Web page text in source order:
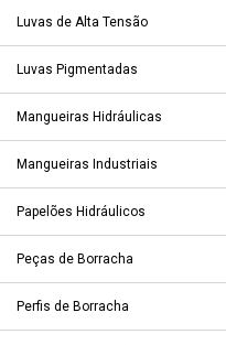
Luvas de Alta Tensão
Luvas Pigmentadas
Mangueiras Hidráulicas
Mangueiras Industriais
Papelões Hidráulicos
Peças de Borracha
Perfis de Borracha